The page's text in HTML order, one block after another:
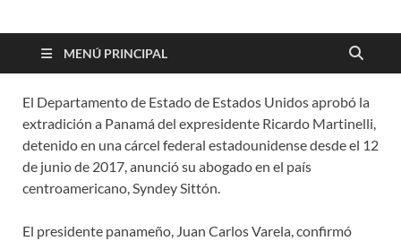
Revista digital
MENÚ PRINCIPAL
El Departamento de Estado de Estados Unidos aprobó la
extradición a Panamá del expresidente Ricardo Martinelli,
detenido en una cárcel federal estadounidense desde el 12
de junio de 2017, anunció su abogado en el país
centroamericano, Syndey Sittón.
El presidente panameño, Juan Carlos Varela, confirmó